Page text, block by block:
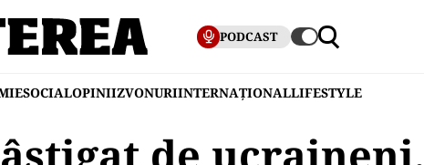
PODCAST
SOCIALOPINIIZVONURIINTERNAȚIONALLIFESTYLE